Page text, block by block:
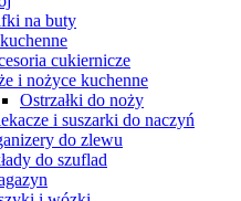
na buty
cukiernicze
i nożyce kuchenne
Ostrzałki do noży
i suszarki do naczyń
do zlewu
do szuflad